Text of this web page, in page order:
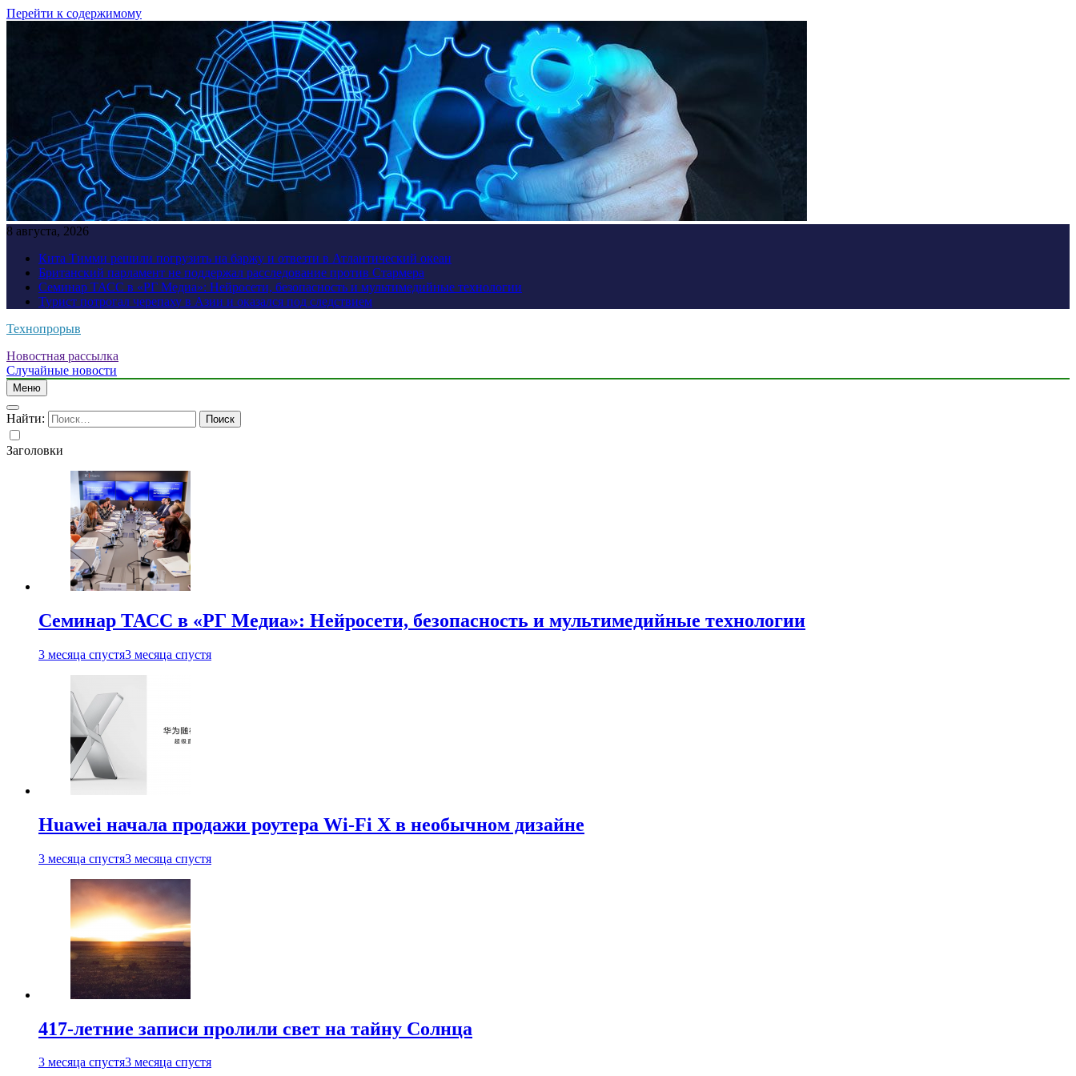
Перейти к содержимому
8 августа, 2026
Кита Тимми решили погрузить на баржу и отвезти в Атлантический океан
Британский парламент не поддержал расследование против Стармера
Семинар ТАСС в «РГ Медиа»: Нейросети, безопасность и мультимедийные технологии
Турист потрогал черепаху в Азии и оказался под следствием
Технопрорыв
Новостная рассылка
Случайные новости
Меню
Найти:
Заголовки
Семинар ТАСС в «РГ Медиа»: Нейросети, безопасность и мультимедийные технологии
3 месяца спустя3 месяца спустя
Huawei начала продажи роутера Wi-Fi X в необычном дизайне
3 месяца спустя3 месяца спустя
417-летние записи пролили свет на тайну Солнца
3 месяца спустя3 месяца спустя